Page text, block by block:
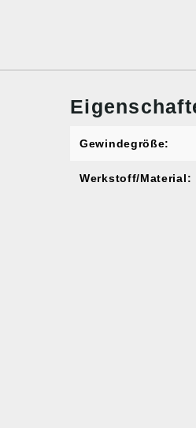
Gewindegröße:
Werkstoff/Material: